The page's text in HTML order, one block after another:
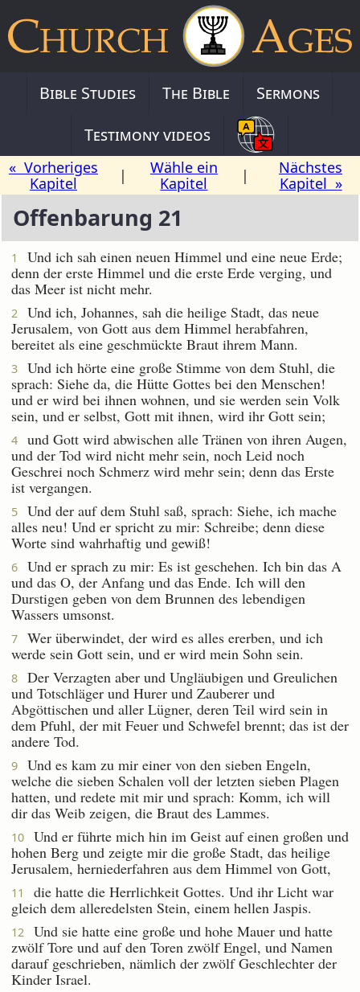
Bible Studies The Bible
Sermons
Testimony videos
« Vorheriges
Kapitel
|
Wähle ein
Kapitel
|
Nächstes
Kapitel »
Offenbarung 21
1
Und ich sah einen neuen Himmel und eine neue Erde;
denn der erste Himmel und die erste Erde verging, und
das Meer ist nicht mehr.
2
Und ich, Johannes, sah die heilige Stadt, das neue
Jerusalem, von Gott aus dem Himmel herabfahren,
bereitet als eine geschmückte Braut ihrem Mann.
3
Und ich hörte eine große Stimme von dem Stuhl, die
sprach: Siehe da, die Hütte Gottes bei den Menschen!
und er wird bei ihnen wohnen, und sie werden sein Volk
sein, und er selbst, Gott mit ihnen, wird ihr Gott sein;
4
und Gott wird abwischen alle Tränen von ihren Augen,
und der Tod wird nicht mehr sein, noch Leid noch
Geschrei noch Schmerz wird mehr sein; denn das Erste
ist vergangen.
5
Und der auf dem Stuhl saß, sprach: Siehe, ich mache
alles neu! Und er spricht zu mir: Schreibe; denn diese
Worte sind wahrhaftig und gewiß!
6
Und er sprach zu mir: Es ist geschehen. Ich bin das A
und das O, der Anfang und das Ende. Ich will den
Durstigen geben von dem Brunnen des lebendigen
Wassers umsonst.
7
Wer überwindet, der wird es alles ererben, und ich
werde sein Gott sein, und er wird mein Sohn sein.
8
Der Verzagten aber und Ungläubigen und Greulichen
und Totschläger und Hurer und Zauberer und
Abgöttischen und aller Lügner, deren Teil wird sein in
dem Pfuhl, der mit Feuer und Schwefel brennt; das ist der
andere Tod.
9
Und es kam zu mir einer von den sieben Engeln,
welche die sieben Schalen voll der letzten sieben Plagen
hatten, und redete mit mir und sprach: Komm, ich will
dir das Weib zeigen, die Braut des Lammes.
10
Und er führte mich hin im Geist auf einen großen und
hohen Berg und zeigte mir die große Stadt, das heilige
Jerusalem, herniederfahren aus dem Himmel von Gott,
11
die hatte die Herrlichkeit Gottes. Und ihr Licht war
gleich dem alleredelsten Stein, einem hellen Jaspis.
12
Und sie hatte eine große und hohe Mauer und hatte
zwölf Tore und auf den Toren zwölf Engel, und Namen
darauf geschrieben, nämlich der zwölf Geschlechter der
Kinder Israel.